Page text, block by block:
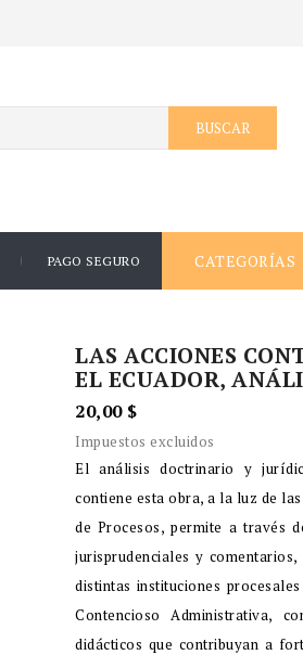
BUSCAR
PAGO SEGURO CATEGORÍAS
LAS ACCIONES
EL ECUADOR,
20,00 $
Impuestos excluidos
El análisis doctrinario y
contiene esta obra, a la luz de
de Procesos, permite a través
jurisprudenciales y
distintas instituciones
Contencioso Administrativa,
didácticos que contribuyan a